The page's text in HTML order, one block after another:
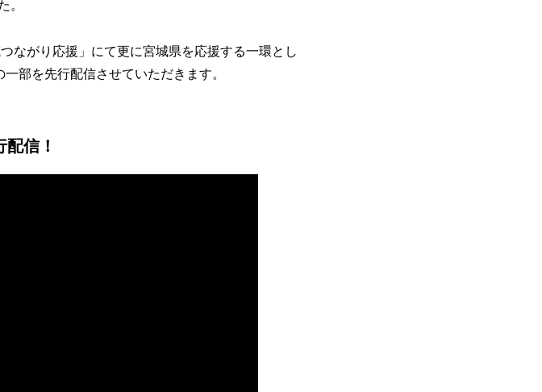
。
ながり応援」にて更に宮城県を応援する一環とし
部を先行配信させていただきます。
信！